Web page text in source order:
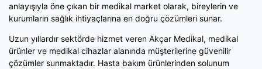
anlayışıyla öne çıkan bir medikal market olarak, bireylerin ve
kurumların sağlık ihtiyaçlarına en doğru çözümleri sunar.
Uzun yıllardır sektörde hizmet veren Akçar Medikal, medikal
ürünler ve medikal cihazlar alanında müşterilerine güvenilir
çözümler sunmaktadır. Hasta bakım ürünlerinden solunum